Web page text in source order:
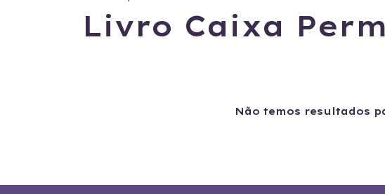
Livro Caixa
Não temos resultados